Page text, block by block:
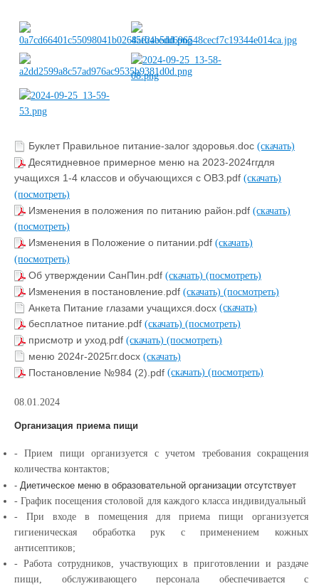
Буклет Правильное питание-залог здоровья.doc (скачать)
Десятидневное примерное меню на 2023-2024ггдля
учащихся 1-4 классов и обучающихся с ОВЗ.pdf (скачать)
(посмотреть)
Изменения в положения по питанию район.pdf (скачать)
(посмотреть)
Изменения в Положение о питании.pdf (скачать)
(посмотреть)
Об утверждении СанПин.pdf (скачать) (посмотреть)
Изменения в постановление.pdf (скачать) (посмотреть)
Анкета Питание глазами учащихся.docx (скачать)
бесплатное питание.pdf (скачать) (посмотреть)
присмотр и уход.pdf (скачать) (посмотреть)
меню 2024г-2025гг.docx (скачать)
Постановление №984 (2).pdf (скачать) (посмотреть)
08.01.2024
Организация приема пищи
- Прием пищи организуется с учетом требования сокращения
количества контактов;
- Диетическое меню в образовательной организации отсутствует
- График посещения столовой для каждого класса индивидуальный
- При входе в помещения для приема пищи организуется
гигиеническая обработка рук с применением кожных
антисептиков;
- Работа сотрудников, участвующих в приготовлении и раздаче
пищи, обслуживающего персонала обеспечивается с